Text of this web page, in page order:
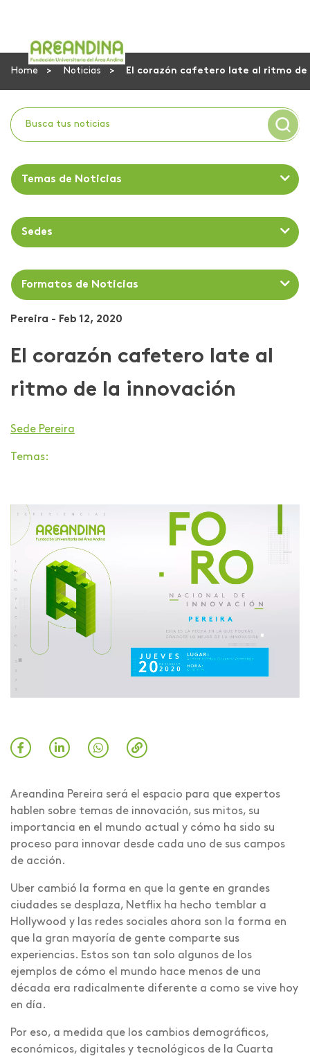
Home Noticias El corazón cafetero late al ritmo de
Temas de Noticias
Sedes
Formatos de Noticias
Pereira - Feb 12, 2020
El corazón cafetero late al
ritmo de la innovación
Sede Pereira
Temas:
Areandina Pereira será el espacio para que expertos
hablen sobre temas de innovación, sus mitos, su
importancia en el mundo actual y cómo ha sido su
proceso para innovar desde cada uno de sus campos
de acción.
Uber cambió la forma en que la gente en grandes
ciudades se desplaza, Netflix ha hecho temblar a
Hollywood y las redes sociales ahora son la forma en
que la gran mayoría de gente comparte sus
experiencias. Estos son tan solo algunos de los
ejemplos de cómo el mundo hace menos de una
década era radicalmente diferente a como se vive hoy
en día.
Por eso, a medida que los cambios demográficos,
económicos, digitales y tecnológicos de la Cuarta